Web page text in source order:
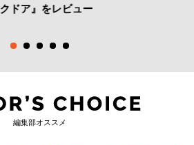
ドア』をレビュー
編集部オススメ